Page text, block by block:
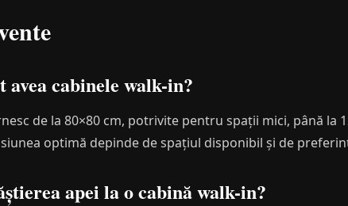
avea cabinele walk-in?
de la 80×80 cm, potrivite pentru spații mici, până la
optimă depinde de spațiul disponibil și de
apei la o cabină walk-in?